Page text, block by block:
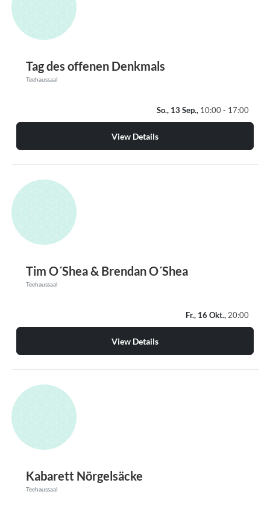
Tag des offenen Denkmals
Teehaussaal
So., 13 Sep., 10:00 - 17:00
View Details
Tim O´Shea & Brendan O´Shea
Teehaussaal
Fr., 16 Okt., 20:00
View Details
Kabarett Nörgelsäcke
Teehaussaal